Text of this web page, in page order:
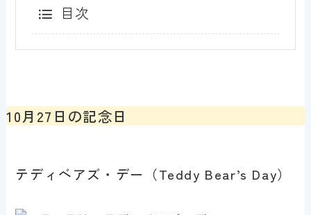
目次
10月27日の記念日
テディベアズ・デー（Teddy Bear’s Day）